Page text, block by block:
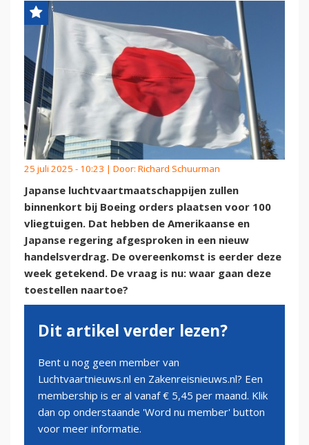
25 juli 2025 - 10:23 | Door: Richard Schuurman
Japanse luchtvaartmaatschappijen zullen
binnenkort bij Boeing orders plaatsen voor 100
vliegtuigen. Dat hebben de Amerikaanse en
Japanse regering afgesproken in een nieuw
handelsverdrag. De overeenkomst is eerder deze
week getekend. De vraag is nu: waar gaan deze
toestellen naartoe?
Dit artikel verder lezen?
Bent u nog geen member van
Luchtvaartnieuws.nl en Zakenreisnieuws.nl? Een
membership is er al vanaf € 5,45 per maand. Klik
dan op onderstaande 'Word nu member' button
voor meer informatie.